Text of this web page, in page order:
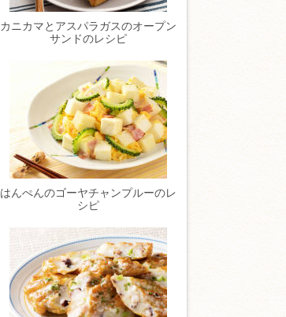
カニカマとアスパラガスのオープン
サンドのレシピ
はんぺんのゴーヤチャンプルーのレ
シピ